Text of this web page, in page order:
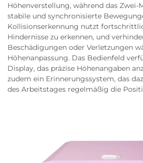
Höhenverstellung, während das Zwei-
stabile und synchronisierte
Kollisionserkennung nutzt
Hindernisse zu erkennen, und
Beschädigungen oder Verletzungen
Höhenanpassung. Das Bedienfeld
Display, das präzise Höhenangaben
zudem ein Erinnerungssystem, das
des Arbeitstages regelmäßig die